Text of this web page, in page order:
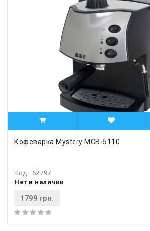
Кофеварка Mystery MCB-5110
Код: 62797
Нет в наличии
1799 грн.